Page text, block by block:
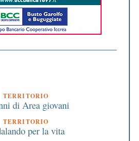
TERRITORIO
di Area giovani
TERRITORIO
per la vita